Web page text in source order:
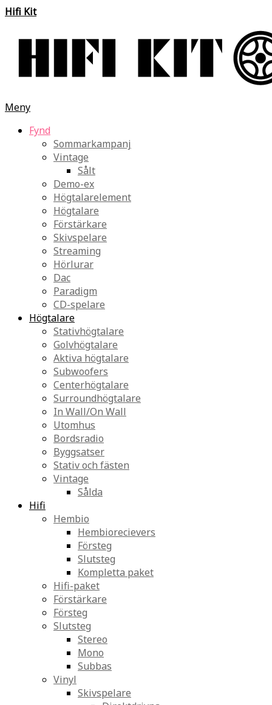
Hifi Kit
Meny
Fynd
Sommarkampanj
Vintage
Sålt
Demo-ex
Högtalarelement
Högtalare
Förstärkare
Skivspelare
Streaming
Hörlurar
Dac
Paradigm
CD-spelare
Högtalare
Stativhögtalare
Golvhögtalare
Aktiva högtalare
Subwoofers
Centerhögtalare
Surroundhögtalare
In Wall/On Wall
Utomhus
Bordsradio
Byggsatser
Stativ och fästen
Vintage
Sålda
Hifi
Hembio
Hembiorecievers
Försteg
Slutsteg
Kompletta paket
Hifi-paket
Förstärkare
Försteg
Slutsteg
Stereo
Mono
Subbas
Vinyl
Skivspelare